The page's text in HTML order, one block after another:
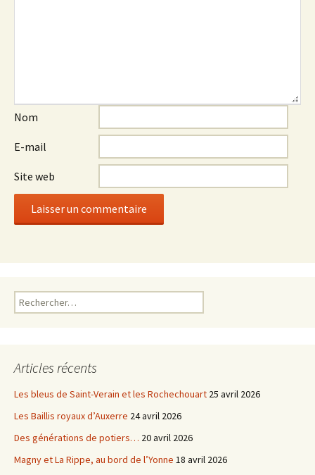
Nom
E-mail
Site web
Rechercher :
Articles récents
Les bleus de Saint-Verain et les Rochechouart 25 avril 2026
Les Baillis royaux d’Auxerre 24 avril 2026
Des générations de potiers… 20 avril 2026
Magny et La Rippe, au bord de l’Yonne 18 avril 2026